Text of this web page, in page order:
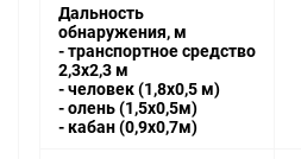
Дальность
обнаружения, м
- транспортное средство
2,3x2,3 м
- человек (1,8x0,5 м)
- олень (1,5x0,5м)
- кабан (0,9x0,7м)